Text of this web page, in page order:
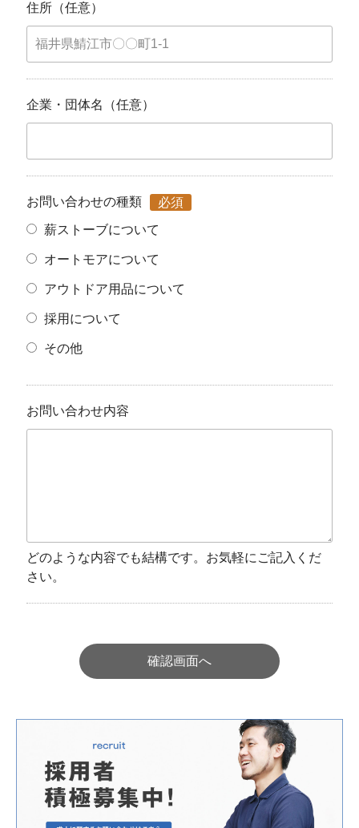
住所（任意）
企業・団体名（任意）
お問い合わせの種類
必須
薪ストーブについて
オートモアについて
アウトドア用品について
採用について
その他
お問い合わせ内容
どのような内容でも結構です。お気軽にご記入くだ
さい。
確認画面へ